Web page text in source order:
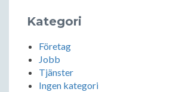
Kategori
Företag
Jobb
Tjänster
Ingen kategori